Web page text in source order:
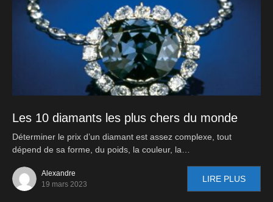
Les 10 diamants les plus chers du monde
Déterminer le prix d’un diamant est assez complexe, tout
dépend de sa forme, du poids, la couleur, la…
Alexandre
19 mars 2023
LIRE PLUS